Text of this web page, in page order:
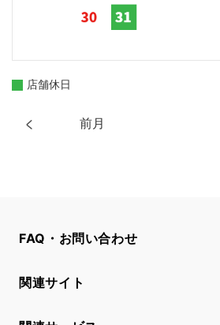
前月
店舗休日
FAQ・お問い合わせ
関連サイト